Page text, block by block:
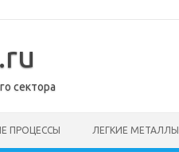
сектора
ПРОЦЕССЫ ЛЕГКИЕ МЕТАЛЛЫ